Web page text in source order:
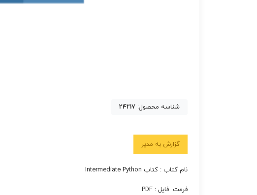
شناسه محصول: 24217
گزارش به مدیر
نام کتاب : کتاب Intermediate Python
فرمت فایل : PDF